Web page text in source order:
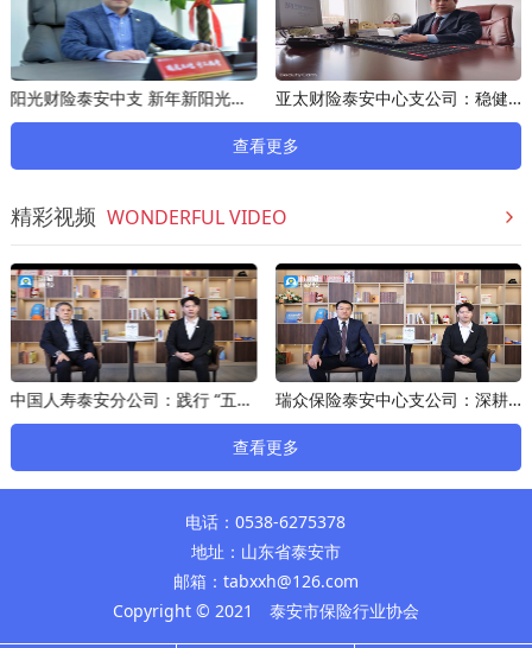
阳光财险泰安中支 新年新阳光新辉煌 亚太财险泰安中心支公司：稳健经营 创新发展
查看更多
精彩视频 WONDERFUL VIDEO
中国人寿泰安分公司：践行 “五篇大文章” 以保险之力守护泰安民生 瑞众保险泰安中心支公司：深耕“五篇大文章”绘就民生保障新图景
查看更多
电话：0538-6275378
地址：山东省泰安市
邮箱：tabxxh@126.com
Copyright © 2021 泰安市保险行业协会